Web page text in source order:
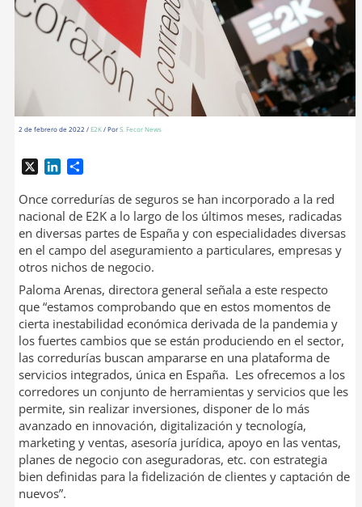
2 de febrero de 2022 /E2K/ PorS. Fecor News
n
k
e
d
I
m
p
a
r
t
r
Once corredurías de seguros se han incorporado a la red
nacional de E2K a lo largo de los últimos meses, radicadas
en diversas partes de España y con especialidades diversas
en el campo del aseguramiento a particulares, empresas y
otros nichos de negocio.
Paloma Arenas, directora general señala a este respecto
que “estamos comprobando que en estos momentos de
cierta inestabilidad económica derivada de la pandemia y
los fuertes cambios que se están produciendo en el sector,
las corredurías buscan ampararse en una plataforma de
servicios integrados, única en España. Les ofrecemos a los
corredores un conjunto de herramientas y servicios que les
permite, sin realizar inversiones, disponer de lo más
avanzado en innovación, digitalización y tecnología,
marketing y ventas, asesoría jurídica, apoyo en las ventas,
planes de negocio con aseguradoras, etc. con estrategia
bien definidas para la fidelización de clientes y captación de
nuevos”.